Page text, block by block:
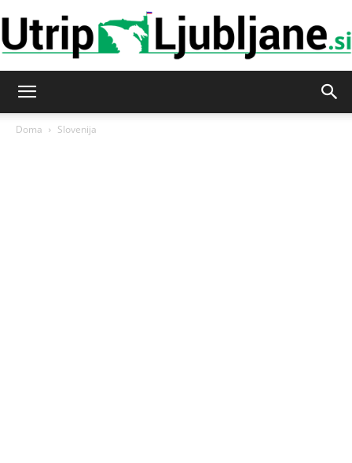
Doma Slovenija